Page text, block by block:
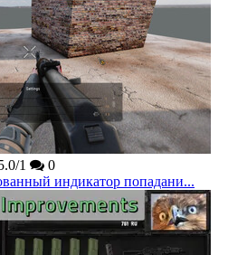
1
0
индикатор попадани...